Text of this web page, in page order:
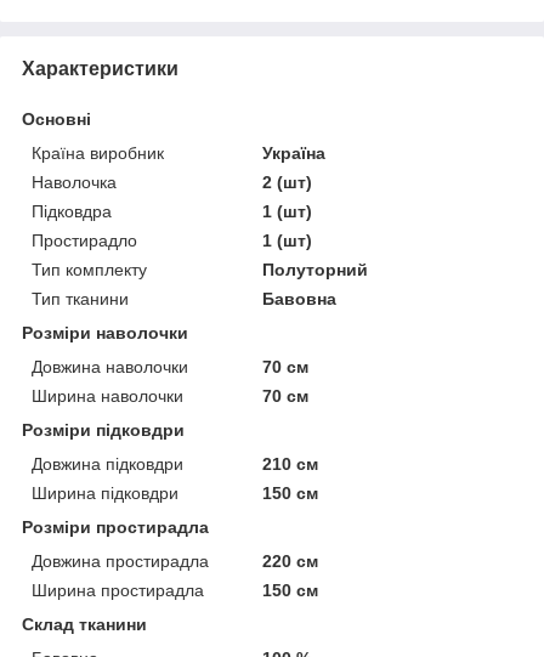
Характеристики
Основні
Країна виробник
Україна
Наволочка
2 (шт)
Підковдра
1 (шт)
Простирадло
1 (шт)
Тип комплекту
Полуторний
Тип тканини
Бавовна
Розміри наволочки
Довжина наволочки
70 см
Ширина наволочки
70 см
Розміри підковдри
Довжина підковдри
210 см
Ширина підковдри
150 см
Розміри простирадла
Довжина простирадла
220 см
Ширина простирадла
150 см
Склад тканини